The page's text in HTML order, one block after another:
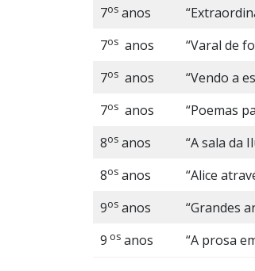
7os anos
7os anos
“Varal de
7os anos
“Vendo a
7os anos
“Poemas
8os anos
“A sala da
8os anos
“Alice
9os anos
“Grandes
9 os anos “A prosa